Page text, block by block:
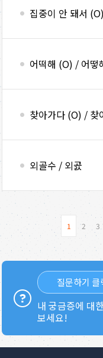
집중이 안 돼서
어떡해 (O) / 어떻
찾아가다 (O) / 찾
외골수 / 외곬
1 2 3
질문하기 클
내 궁금증에 대
보세요!